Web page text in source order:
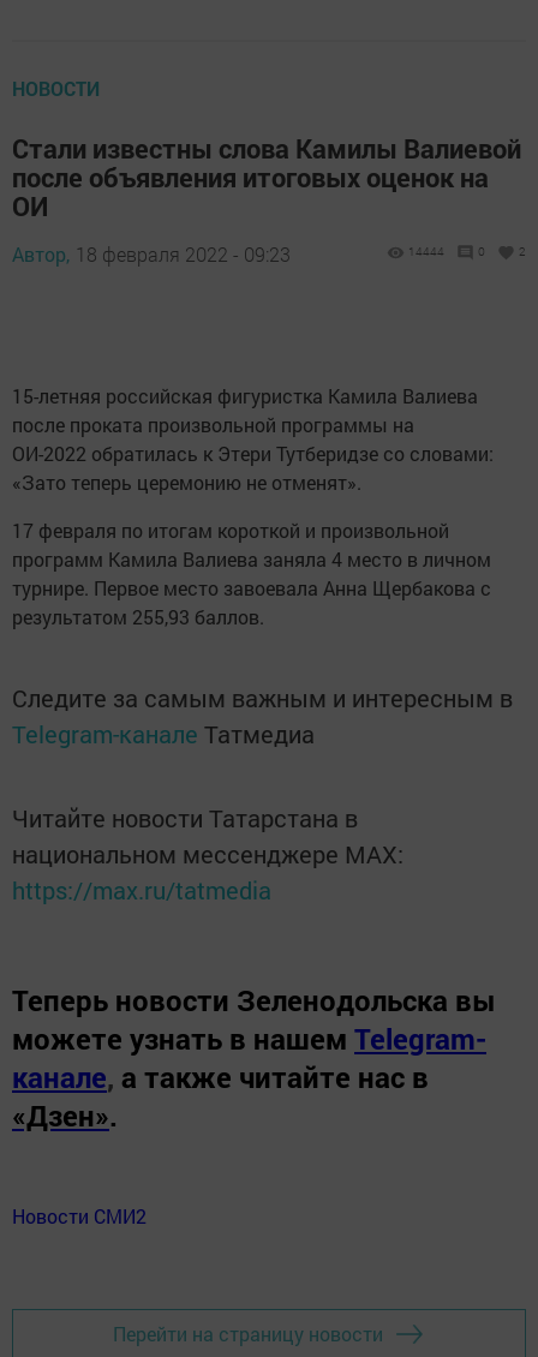
НОВОСТИ
Стали известны слова Камилы Валиевой
после объявления итоговых оценок на
ОИ
Автор, 18 февраля 2022 - 09:23 14444 0 2
15-летняя российская фигуристка Камила Валиева
после проката произвольной программы на
ОИ-2022 обратилась к Этери Тутберидзе со словами:
«Зато теперь церемонию не отменят».
17 февраля по итогам короткой и произвольной
программ Камила Валиева заняла 4 место в личном
турнире. Первое место завоевала Анна Щербакова с
результатом 255,93 баллов.
Следите за самым важным и интересным в
Telegram-канале Татмедиа
Читайте новости Татарстана в
национальном мессенджере MАХ:
https://max.ru/tatmedia
Теперь новости Зеленодольска вы
можете узнать в нашем Telegram-
канале, а также читайте нас в
«Дзен».
Новости СМИ2
Перейти на страницу новости